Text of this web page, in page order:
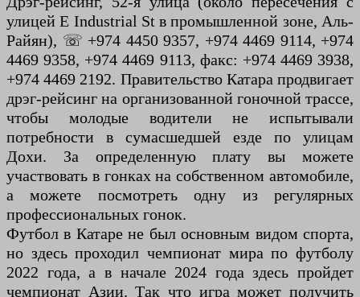
улицей E Industrial St в промышленной зоне, Аль-
Райян), ☏ +974 4450 9357, +974 4469 9114, +974
4469 9358, +974 4469 9113, факс: +974 4469 3938,
+974 4469 2192. Правительство Катара продвигает
дрэг-рейсинг на организованной гоночной трассе,
чтобы молодые водители не испытывали
потребности в сумасшедшей езде по улицам
Дохи. За определенную плату вы можете
участвовать в гонках на собственном автомобиле,
а можете посмотреть одну из регулярных
профессиональных гонок.
Футбол в Катаре не был основным видом спорта,
но здесь проходил чемпионат мира по футболу
2022 года, а в начале 2024 года здесь пройдет
чемпионат Азии. Так что игра может получить